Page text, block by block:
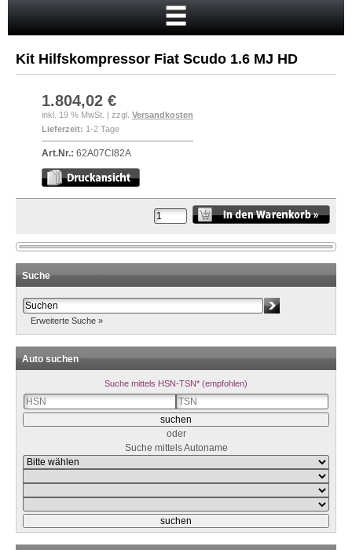
Neukunde?
Kasse
Anmelden
Kit Hilfskompressor Fiat Scudo 1.6 MJ HD
1.804,02 €
inkl. 19 % MwSt. | zzgl. Versandkosten
Lieferzeit: 1-2 Tage
Art.Nr.: 62A07CI82A
Suche
Erweiterte Suche »
Auto suchen
Suche mittels HSN-TSN* (empfohlen)
oder
Suche mittels Autoname